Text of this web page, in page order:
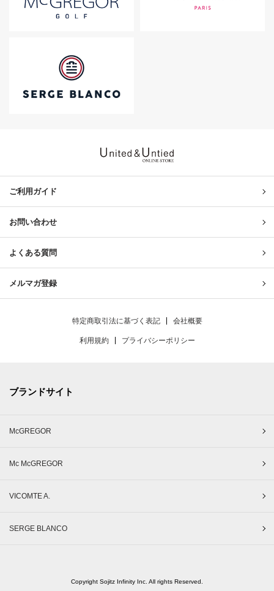
ご利用ガイド
お問い合わせ
よくある質問
メルマガ登録
特定商取引法に基づく表記 会社概要
利用規約 プライバシーポリシー
ブランドサイト
McGREGOR
Mc McGREGOR
VICOMTE A.
SERGE BLANCO
Copyright Sojitz Infinity Inc. All rights Reserved.